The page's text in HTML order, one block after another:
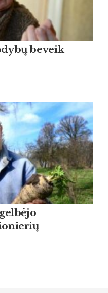
beveik